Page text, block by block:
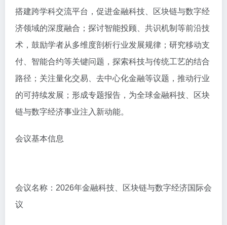
搭建跨学科交流平台，促进金融科技、区块链与数字经
济领域的深度融合；探讨智能投顾、共识机制等前沿技
术，鼓励学者从多维度剖析行业发展规律；研究移动支
付、智能合约等关键问题，探索科技与传统工艺的结合
路径；关注量化交易、去中心化金融等议题，推动行业
的可持续发展；形成专题报告，为全球金融科技、区块
链与数字经济事业注入新动能。
会议基本信息
会议名称：2026年金融科技、区块链与数字经济国际会
议